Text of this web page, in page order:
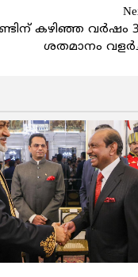
കഴിഞ്ഞ വര്‍ഷം
ശതമാനം